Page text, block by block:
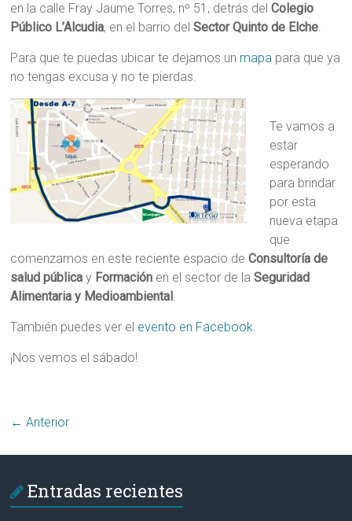
en la calle Fray Jaume Torres, nº 51, detrás delColegio
Público L’Alcudia, en el barrio delSector Quinto de Elche
Para que te puedas ubicar te dejamos un mapa para que ya
no tengas excusa y no te pierdas.
Te vamos a
estar
esperando
para brindar
por esta
nueva etapa
que
comenzamos en este reciente espacio deConsultoría de
salud pública y Formación en el sector de laSeguridad
Alimentaria y Medioambiental
También puedes ver el evento en Facebook
¡Nos vemos el sábado!
← Anterior
Entradas recientes